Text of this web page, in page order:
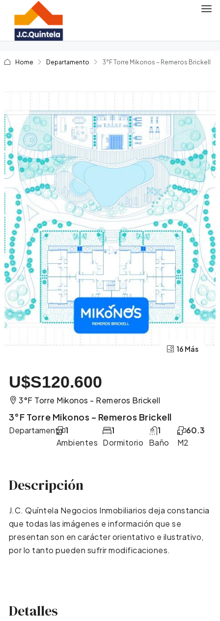
Home Departamento 3°F Torre Mikonos – Remeros Brickell
12 Más
16 Más
U$S120.600
3°F Torre Mikonos - Remeros Brickell
3°F Torre Mikonos – Remeros Brickell
Departamento
Ambientes
1
Dormitorio
1
Baño
1
M2
60.3
Descripción
J.C. Quíntela Negocios Inmobiliarios deja constancia
que todas las imágenes e información que se
presentan son en carácter orientativo e ilustrativo,
por lo tanto pueden sufrir modificaciones.
Detalles